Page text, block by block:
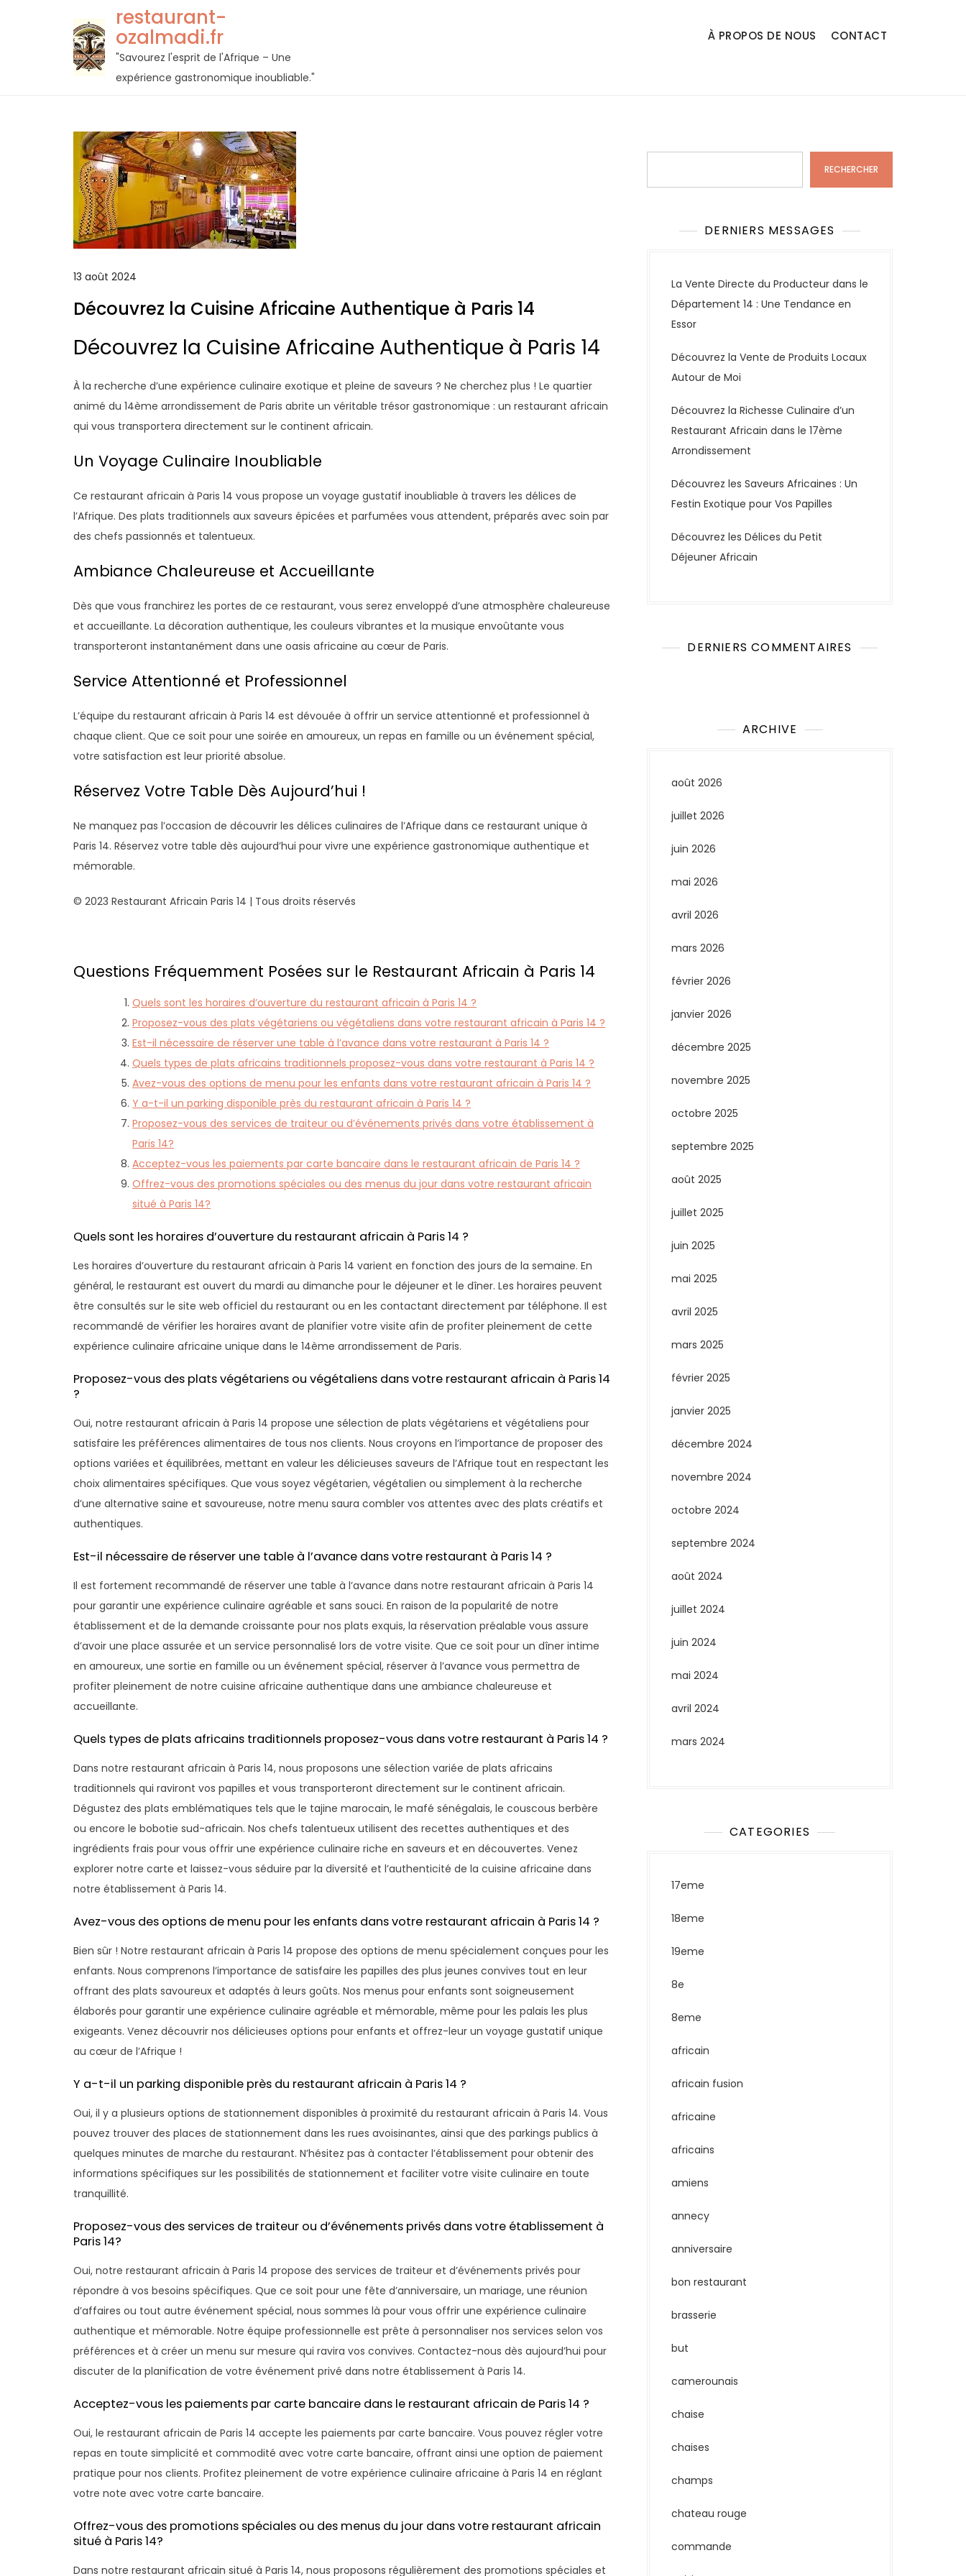
restaurant-
ozalmadi.fr
"Savourez l'esprit de l'Afrique – Une
expérience gastronomique inoubliable."
À PROPOS DE NOUS CONTACT
13 août 2024
Découvrez la Cuisine Africaine Authentique à Paris 14
Découvrez la Cuisine Africaine Authentique à Paris 14
À la recherche d’une expérience culinaire exotique et pleine de saveurs ? Ne cherchez plus ! Le quartier
animé du 14ème arrondissement de Paris abrite un véritable trésor gastronomique : un restaurant africain
qui vous transportera directement sur le continent africain.
Un Voyage Culinaire Inoubliable
Ce restaurant africain à Paris 14 vous propose un voyage gustatif inoubliable à travers les délices de
l’Afrique. Des plats traditionnels aux saveurs épicées et parfumées vous attendent, préparés avec soin par
des chefs passionnés et talentueux.
Ambiance Chaleureuse et Accueillante
Dès que vous franchirez les portes de ce restaurant, vous serez enveloppé d’une atmosphère chaleureuse
et accueillante. La décoration authentique, les couleurs vibrantes et la musique envoûtante vous
transporteront instantanément dans une oasis africaine au cœur de Paris.
Service Attentionné et Professionnel
L’équipe du restaurant africain à Paris 14 est dévouée à offrir un service attentionné et professionnel à
chaque client. Que ce soit pour une soirée en amoureux, un repas en famille ou un événement spécial,
votre satisfaction est leur priorité absolue.
Réservez Votre Table Dès Aujourd’hui !
Ne manquez pas l’occasion de découvrir les délices culinaires de l’Afrique dans ce restaurant unique à
Paris 14. Réservez votre table dès aujourd’hui pour vivre une expérience gastronomique authentique et
mémorable.
© 2023 Restaurant Africain Paris 14 | Tous droits réservés
Questions Fréquemment Posées sur le Restaurant Africain à Paris 14
Quels sont les horaires d’ouverture du restaurant africain à Paris 14 ?
Proposez-vous des plats végétariens ou végétaliens dans votre restaurant africain à Paris 14 ?
Est-il nécessaire de réserver une table à l’avance dans votre restaurant à Paris 14 ?
Quels types de plats africains traditionnels proposez-vous dans votre restaurant à Paris 14 ?
Avez-vous des options de menu pour les enfants dans votre restaurant africain à Paris 14 ?
Y a-t-il un parking disponible près du restaurant africain à Paris 14 ?
Proposez-vous des services de traiteur ou d’événements privés dans votre établissement à
Paris 14?
Acceptez-vous les paiements par carte bancaire dans le restaurant africain de Paris 14 ?
Offrez-vous des promotions spéciales ou des menus du jour dans votre restaurant africain
situé à Paris 14?
Quels sont les horaires d’ouverture du restaurant africain à Paris 14 ?
Les horaires d’ouverture du restaurant africain à Paris 14 varient en fonction des jours de la semaine. En
général, le restaurant est ouvert du mardi au dimanche pour le déjeuner et le dîner. Les horaires peuvent
être consultés sur le site web officiel du restaurant ou en les contactant directement par téléphone. Il est
recommandé de vérifier les horaires avant de planifier votre visite afin de profiter pleinement de cette
expérience culinaire africaine unique dans le 14ème arrondissement de Paris.
Proposez-vous des plats végétariens ou végétaliens dans votre restaurant africain à Paris 14
?
Oui, notre restaurant africain à Paris 14 propose une sélection de plats végétariens et végétaliens pour
satisfaire les préférences alimentaires de tous nos clients. Nous croyons en l’importance de proposer des
options variées et équilibrées, mettant en valeur les délicieuses saveurs de l’Afrique tout en respectant les
choix alimentaires spécifiques. Que vous soyez végétarien, végétalien ou simplement à la recherche
d’une alternative saine et savoureuse, notre menu saura combler vos attentes avec des plats créatifs et
authentiques.
Est-il nécessaire de réserver une table à l’avance dans votre restaurant à Paris 14 ?
Il est fortement recommandé de réserver une table à l’avance dans notre restaurant africain à Paris 14
pour garantir une expérience culinaire agréable et sans souci. En raison de la popularité de notre
établissement et de la demande croissante pour nos plats exquis, la réservation préalable vous assure
d’avoir une place assurée et un service personnalisé lors de votre visite. Que ce soit pour un dîner intime
en amoureux, une sortie en famille ou un événement spécial, réserver à l’avance vous permettra de
profiter pleinement de notre cuisine africaine authentique dans une ambiance chaleureuse et
accueillante.
Quels types de plats africains traditionnels proposez-vous dans votre restaurant à Paris 14 ?
Dans notre restaurant africain à Paris 14, nous proposons une sélection variée de plats africains
traditionnels qui raviront vos papilles et vous transporteront directement sur le continent africain.
Dégustez des plats emblématiques tels que le tajine marocain, le mafé sénégalais, le couscous berbère
ou encore le bobotie sud-africain. Nos chefs talentueux utilisent des recettes authentiques et des
ingrédients frais pour vous offrir une expérience culinaire riche en saveurs et en découvertes. Venez
explorer notre carte et laissez-vous séduire par la diversité et l’authenticité de la cuisine africaine dans
notre établissement à Paris 14.
Avez-vous des options de menu pour les enfants dans votre restaurant africain à Paris 14 ?
Bien sûr ! Notre restaurant africain à Paris 14 propose des options de menu spécialement conçues pour les
enfants. Nous comprenons l’importance de satisfaire les papilles des plus jeunes convives tout en leur
offrant des plats savoureux et adaptés à leurs goûts. Nos menus pour enfants sont soigneusement
élaborés pour garantir une expérience culinaire agréable et mémorable, même pour les palais les plus
exigeants. Venez découvrir nos délicieuses options pour enfants et offrez-leur un voyage gustatif unique
au cœur de l’Afrique !
Y a-t-il un parking disponible près du restaurant africain à Paris 14 ?
Oui, il y a plusieurs options de stationnement disponibles à proximité du restaurant africain à Paris 14. Vous
pouvez trouver des places de stationnement dans les rues avoisinantes, ainsi que des parkings publics à
quelques minutes de marche du restaurant. N’hésitez pas à contacter l’établissement pour obtenir des
informations spécifiques sur les possibilités de stationnement et faciliter votre visite culinaire en toute
tranquillité.
Proposez-vous des services de traiteur ou d’événements privés dans votre établissement à
Paris 14?
Oui, notre restaurant africain à Paris 14 propose des services de traiteur et d’événements privés pour
répondre à vos besoins spécifiques. Que ce soit pour une fête d’anniversaire, un mariage, une réunion
d’affaires ou tout autre événement spécial, nous sommes là pour vous offrir une expérience culinaire
authentique et mémorable. Notre équipe professionnelle est prête à personnaliser nos services selon vos
préférences et à créer un menu sur mesure qui ravira vos convives. Contactez-nous dès aujourd’hui pour
discuter de la planification de votre événement privé dans notre établissement à Paris 14.
Acceptez-vous les paiements par carte bancaire dans le restaurant africain de Paris 14 ?
Oui, le restaurant africain de Paris 14 accepte les paiements par carte bancaire. Vous pouvez régler votre
repas en toute simplicité et commodité avec votre carte bancaire, offrant ainsi une option de paiement
pratique pour nos clients. Profitez pleinement de votre expérience culinaire africaine à Paris 14 en réglant
votre note avec votre carte bancaire.
Offrez-vous des promotions spéciales ou des menus du jour dans votre restaurant africain
situé à Paris 14?
Dans notre restaurant africain situé à Paris 14, nous proposons régulièrement des promotions spéciales et
RECHERCHER
DERNIERS MESSAGES
La Vente Directe du Producteur dans le
Département 14 : Une Tendance en
Essor
Découvrez la Vente de Produits Locaux
Autour de Moi
Découvrez la Richesse Culinaire d’un
Restaurant Africain dans le 17ème
Arrondissement
Découvrez les Saveurs Africaines : Un
Festin Exotique pour Vos Papilles
Découvrez les Délices du Petit
Déjeuner Africain
DERNIERS COMMENTAIRES
ARCHIVE
août 2026
juillet 2026
juin 2026
mai 2026
avril 2026
mars 2026
février 2026
janvier 2026
décembre 2025
novembre 2025
octobre 2025
septembre 2025
août 2025
juillet 2025
juin 2025
mai 2025
avril 2025
mars 2025
février 2025
janvier 2025
décembre 2024
novembre 2024
octobre 2024
septembre 2024
août 2024
juillet 2024
juin 2024
mai 2024
avril 2024
mars 2024
CATEGORIES
17eme
18eme
19eme
8e
8eme
africain
africain fusion
africaine
africains
amiens
annecy
anniversaire
bon restaurant
brasserie
but
camerounais
chaise
chaises
champs
chateau rouge
commande